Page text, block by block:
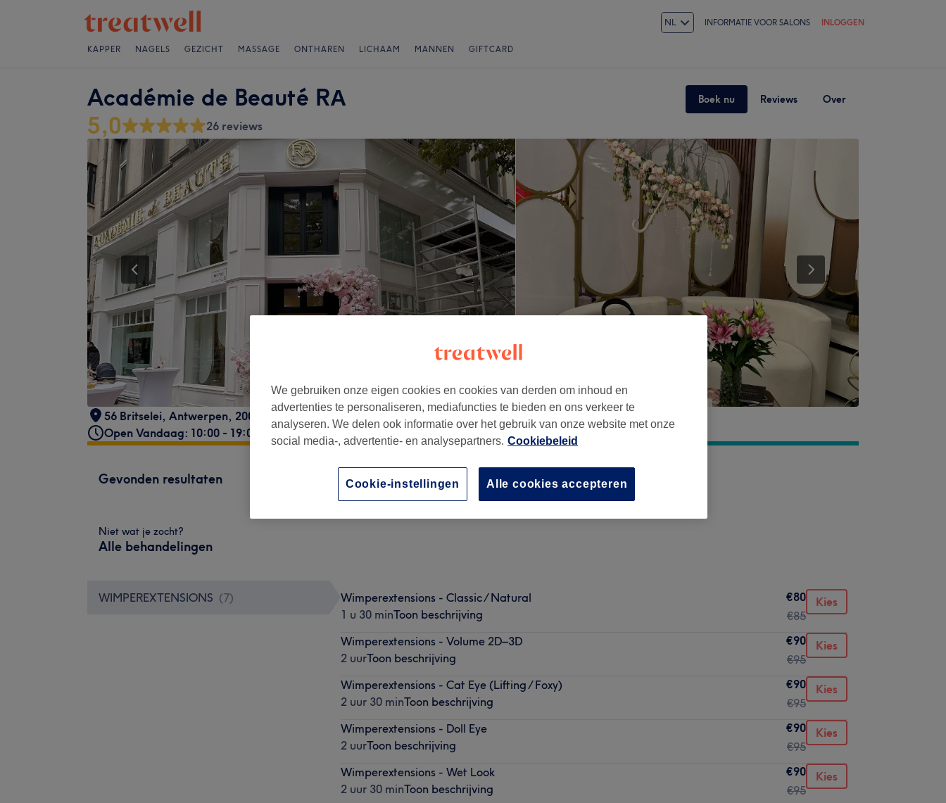
NL INFORMATIE VOOR SALONS INLOGGEN
KAPPER NAGELS GEZICHT MASSAGE ONTHAREN LICHAAM MANNEN GIFTCARD
Académie de Beauté RА Boek nu Reviews Over
5,0 26 reviews
56 Britselei, Antwerpen, 2000
Open Vandaag: 10:00 - 19:00
Gevonden resultaten
Niet wat je zocht?
Alle behandelingen
WIMPEREXTENSIONS (7)
Wimperextensions - Classic / Natural
1 u 30 minToon beschrijving
€80
€85
Kies
Wimperextensions - Volume 2D–3D
2 uurToon beschrijving
€90
€95
Kies
Wimperextensions - Cat Eye (Lifting / Foxy)
2 uur 30 minToon beschrijving
€90
€95
Kies
Wimperextensions - Doll Eye
2 uurToon beschrijving
€90
€95
Kies
Wimperextensions - Wet Look
2 uur 30 minToon beschrijving
€90
€95
Kies
We gebruiken onze eigen cookies en cookies van derden om inhoud en
advertenties te personaliseren, mediafuncties te bieden en ons verkeer te
analyseren. We delen ook informatie over het gebruik van onze website met onze
social media-, advertentie- en analysepartners. Cookiebeleid
Alle cookies accepteren
Cookie-instellingen